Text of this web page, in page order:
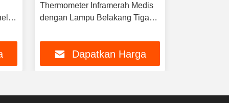
Thermometer Inframerah Medis
dengan Lampu Belakang Tiga
Dapatkan Harga